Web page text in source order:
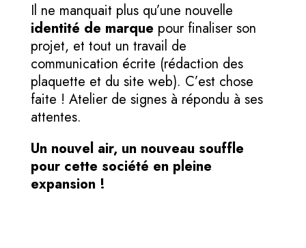
Il ne manquait plus qu’une nouvelle
identité de marque pour finaliser son
projet, et tout un travail de
communication écrite (rédaction des
plaquette et du site web). C’est chose
faite ! Atelier de signes à répondu à ses
attentes.
Un nouvel air, un nouveau souffle
pour cette société en pleine
expansion !